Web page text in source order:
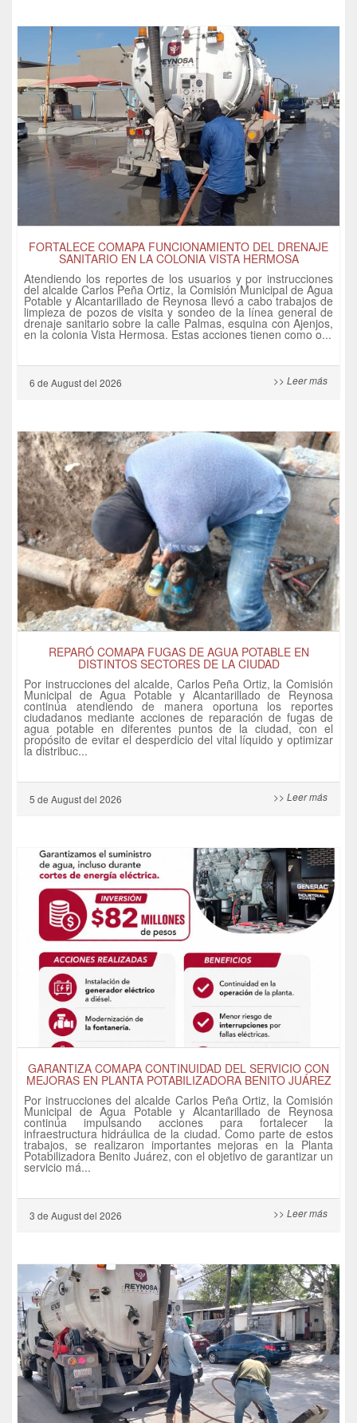
FORTALECE COMAPA FUNCIONAMIENTO DEL DRENAJE
SANITARIO EN LA COLONIA VISTA HERMOSA
Atendiendo los reportes de los usuarios y por instrucciones
del alcalde Carlos Peña Ortiz, la Comisión Municipal de Agua
Potable y Alcantarillado de Reynosa llevó a cabo trabajos de
limpieza de pozos de visita y sondeo de la línea general de
drenaje sanitario sobre la calle Palmas, esquina con Ajenjos,
en la colonia Vista Hermosa. Estas acciones tienen como o...
6 de Augustdel 2026 >> Leer más
REPARÓ COMAPA FUGAS DE AGUA POTABLE EN
DISTINTOS SECTORES DE LA CIUDAD
Por instrucciones del alcalde, Carlos Peña Ortiz, la Comisión
Municipal de Agua Potable y Alcantarillado de Reynosa
continúa atendiendo de manera oportuna los reportes
ciudadanos mediante acciones de reparación de fugas de
agua potable en diferentes puntos de la ciudad, con el
propósito de evitar el desperdicio del vital líquido y optimizar
la distribuc...
5 de Augustdel 2026 >> Leer más
GARANTIZA COMAPA CONTINUIDAD DEL SERVICIO CON
MEJORAS EN PLANTA POTABILIZADORA BENITO JUÁREZ
Por instrucciones del alcalde Carlos Peña Ortiz, la Comisión
Municipal de Agua Potable y Alcantarillado de Reynosa
continúa impulsando acciones para fortalecer la
infraestructura hidráulica de la ciudad. Como parte de estos
trabajos, se realizaron importantes mejoras en la Planta
Potabilizadora Benito Juárez, con el objetivo de garantizar un
servicio má...
3 de Augustdel 2026 >> Leer más